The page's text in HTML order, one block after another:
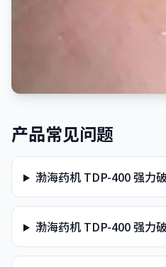
产品常见问题
渤海药机 TDP-400 强力
渤海药机 TDP-400 强力